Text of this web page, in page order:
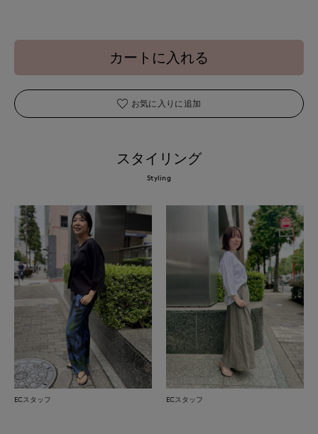
カートに入れる
お気に入りに追加
スタイリング
Styling
ECスタッフ ECスタッフ